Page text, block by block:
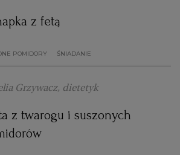
z fetą
POMIDORY ŚNIADANIE
Grzywacz, dietetyk
z twarogu i suszonych